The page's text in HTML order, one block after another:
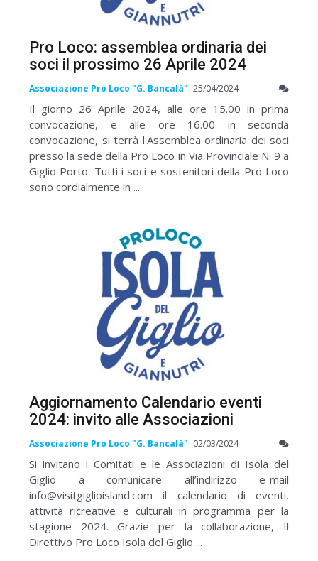
Pro Loco: assemblea ordinaria dei
soci il prossimo 26 Aprile 2024
Associazione Pro Loco "G. Bancalà" 25/04/2024
Il giorno 26 Aprile 2024, alle ore 15.00 in prima
convocazione, e alle ore 16.00 in seconda
convocazione, si terrà l'Assemblea ordinaria dei soci
presso la sede della Pro Loco in Via Provinciale N. 9 a
Giglio Porto. Tutti i soci e sostenitori della Pro Loco
sono cordialmente in ...
Aggiornamento Calendario eventi
2024: invito alle Associazioni
Associazione Pro Loco "G. Bancalà" 02/03/2024
Si invitano i Comitati e le Associazioni di Isola del
Giglio a comunicare all’indirizzo e-mail
info@visitgiglioisland.com il calendario di eventi,
attività ricreative e culturali in programma per la
stagione 2024. Grazie per la collaborazione, Il
Direttivo Pro Loco Isola del Giglio ...